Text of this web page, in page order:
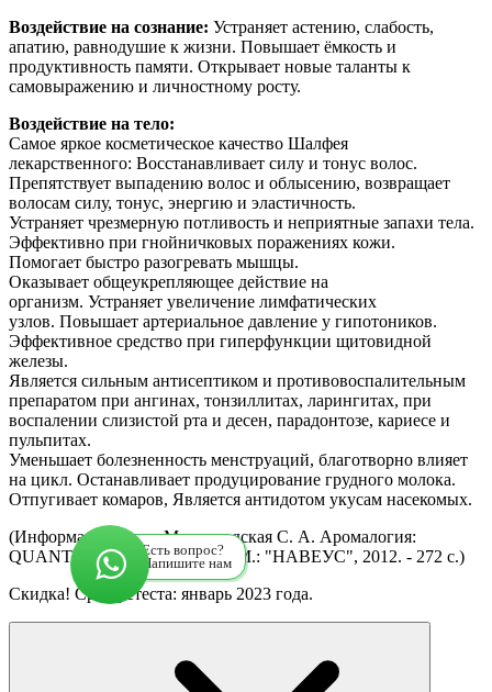
Воздействие на сознание: Устраняет астению, слабость,
апатию, равнодушие к жизни. Повышает ёмкость и
продуктивность памяти. Открывает новые таланты к
самовыражению и личностному росту.
Воздействие на тело:
Самое яркое косметическое качество Шалфея
лекарственного: Восстанавливает силу и тонус волос.
Препятствует выпадению волос и облысению, возвращает
волосам силу, тонус, энергию и эластичность.
Устраняет чрезмерную потливость и неприятные запахи тела.
Эффективно при гнойничковых поражениях кожи.
Помогает быстро разогревать мышцы.
Оказывает общеукрепляющее действие на
организм. Устраняет увеличение лимфатических
узлов. Повышает артериальное давление у гипотоников.
Эффективное средство при гиперфункции щитовидной
железы.
Является сильным антисептиком и противовоспалительным
препаратом при ангинах, тонзиллитах, ларингитах, при
воспалении слизистой рта и десен, парадонтозе, кариесе и
пульпитах.
Уменьшает болезненность менструаций, благотворно влияет
на цикл. Останавливает продуцирование грудного молока.
Отпугивает комаров, Является антидотом укусам насекомых.
(Информация взята: Миргородская С. А. Аромалогия:
QUANTUM SATIS. - 4-е изд., М.: "НАВЕУС", 2012. - 272 с.)
Скидка! Срок ретеста: январь 2023 года.
Есть вопрос?
Напишите нам